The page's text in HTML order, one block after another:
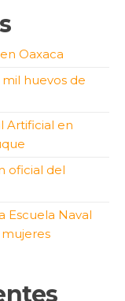
Oaxaca
huevos de
Artificial en
oficial del
Escuela Naval